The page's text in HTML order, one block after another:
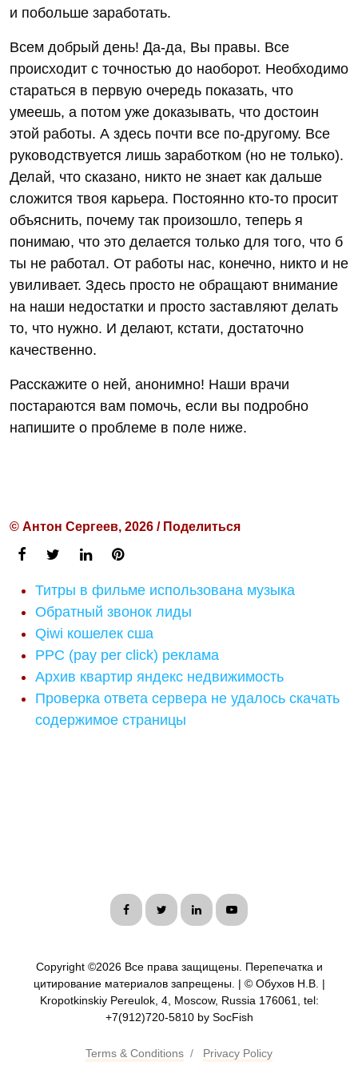
и побольше заработать.
Всем добрый день! Да-да, Вы правы. Все
происходит с точностью до наоборот. Необходимо
стараться в первую очередь показать, что
умеешь, а потом уже доказывать, что достоин
этой работы. А здесь почти все по-другому. Все
руководствуется лишь заработком (но не только).
Делай, что сказано, никто не знает как дальше
сложится твоя карьера. Постоянно кто-то просит
объяснить, почему так произошло, теперь я
понимаю, что это делается только для того, что б
ты не работал. От работы нас, конечно, никто и не
увиливает. Здесь просто не обращают внимание
на наши недостатки и просто заставляют делать
то, что нужно. И делают, кстати, достаточно
качественно.
Расскажите о ней, анонимно! Наши врачи
постараются вам помочь, если вы подробно
напишите о проблеме в поле ниже.
© Антон Сергеев, 2026 / Поделиться
Титры в фильме использована музыка
Обратный звонок лиды
Qiwi кошелек сша
PPC (pay per click) реклама
Архив квартир яндекс недвижимость
Проверка ответа сервера не удалось скачать
содержимое страницы
Copyright ©2026 Все права защищены. Перепечатка и
цитирование материалов запрещены. | © Обухов Н.В. |
Kropotkinskiy Pereulok, 4, Moscow, Russia 176061, tel:
+7(912)720-5810 by SocFish
Terms & Conditions / Privacy Policy